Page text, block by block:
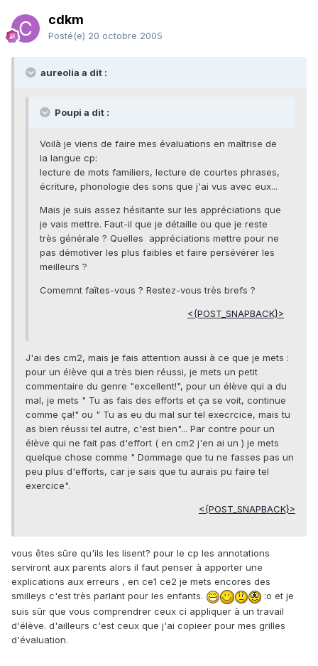
cdkm
Posté(e) 20 octobre 2005
aureolia a dit :
Poupi a dit :
Voilà je viens de faire mes évaluations en maîtrise de
la langue cp:
lecture de mots familiers, lecture de courtes phrases,
écriture, phonologie des sons que j'ai vus avec eux...
Mais je suis assez hésitante sur les appréciations que
je vais mettre. Faut-il que je détaille ou que je reste
très générale ? Quelles appréciations mettre pour ne
pas démotiver les plus faibles et faire persévérer les
meilleurs ?
Comemnt faîtes-vous ? Restez-vous très brefs ?
<{POST_SNAPBACK}>
J'ai des cm2, mais je fais attention aussi à ce que je mets :
pour un élève qui a très bien réussi, je mets un petit
commentaire du genre "excellent!", pour un élève qui a du
mal, je mets " Tu as fais des efforts et ça se voit, continue
comme ça!" ou " Tu as eu du mal sur tel execrcice, mais tu
as bien réussi tel autre, c'est bien"... Par contre pour un
élève qui ne fait pas d'effort ( en cm2 j'en ai un ) je mets
quelque chose comme " Dommage que tu ne fasses pas un
peu plus d'efforts, car je sais que tu aurais pu faire tel
exercice".
<{POST_SNAPBACK}>
vous êtes sûre qu'ils les lisent? pour le cp les annotations
serviront aux parents alors il faut penser à apporter une
explications aux erreurs , en ce1 ce2 je mets encores des
smilleys c'est très parlant pour les enfants.
:o et je
suis sûr que vous comprendrer ceux ci appliquer à un travail
d'élève. d'ailleurs c'est ceux que j'ai copieer pour mes grilles
d'évaluation.